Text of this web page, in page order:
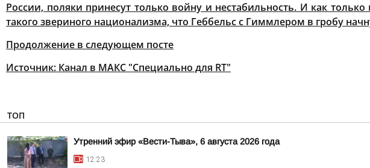
России, поляки принесут только войну и нестабильность. И как
такого звериного национализма, что Геббельс с Гиммлером в гробу
Продолжение в следующем посте
Источник: Канал в МАКС "Специально для RT"
ТОП
Утренний эфир «Вести-Тыва», 6 августа 2026 года
12:23